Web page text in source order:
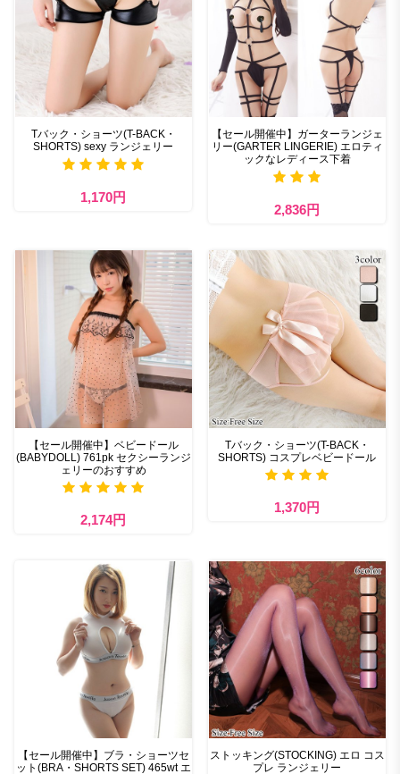
Tバック・ショーツ(T-BACK・
SHORTS) sexy ランジェリー
1,170円
【セール開催中】ガーターランジェ
リー(GARTER LINGERIE) エロティ
ックなレディース下着
2,836円
【セール開催中】ベビードール
(BABYDOLL) 761pk セクシーランジ
ェリーのおすすめ
2,174円
Tバック・ショーツ(T-BACK・
SHORTS) コスプレベビードール
1,370円
【セール開催中】ブラ・ショーツセ
ット(BRA・SHORTS SET) 465wt エ
ストッキング(STOCKING) エロ コス
プレ ランジェリー